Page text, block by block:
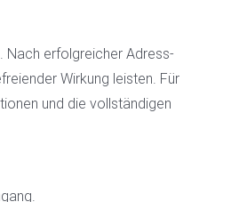
Nach erfolgreicher Adress-
Wirkung leisten. Für
und die vollständigen